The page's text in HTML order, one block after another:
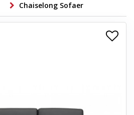
+
+
Chaiselong Sofaer